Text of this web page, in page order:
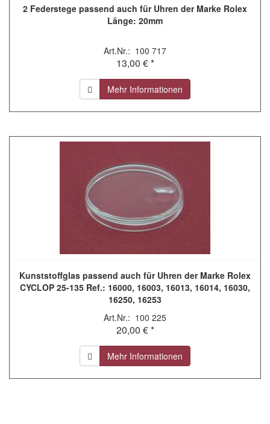
2 Federstege passend auch für Uhren der Marke Rolex
Länge: 20mm
Art.Nr.: 100 717
13,00 € *
Mehr Informationen
Kunststoffglas passend auch für Uhren der Marke Rolex
CYCLOP 25-135 Ref.: 16000, 16003, 16013, 16014, 16030,
16250, 16253
Art.Nr.: 100 225
20,00 € *
Mehr Informationen